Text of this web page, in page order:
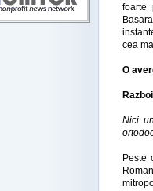
foarte
cea
O
Nici
Peste